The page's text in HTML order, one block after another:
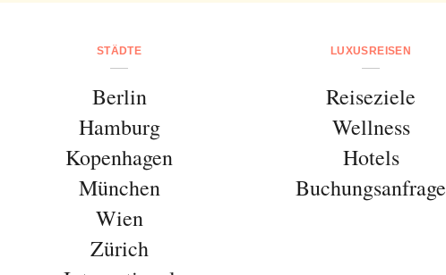
STÄDTE
Berlin
Hamburg
Kopenhagen
München
Wien
Zürich
LUXUSREISEN
Reiseziele
Wellness
Hotels
Buchungsanfrage